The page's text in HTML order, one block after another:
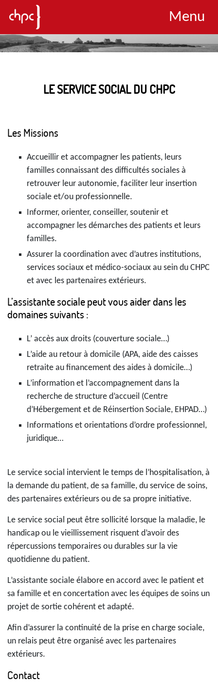
Menu
LE SERVICE SOCIAL DU CHPC
Les Missions
Accueillir et accompagner les patients, leurs
familles connaissant des difficultés sociales à
retrouver leur autonomie, faciliter leur insertion
sociale et/ou professionnelle.
Informer, orienter, conseiller, soutenir et
accompagner les démarches des patients et leurs
familles.
Assurer la coordination avec d’autres institutions,
services sociaux et médico-sociaux au sein du CHPC
et avec les partenaires extérieurs.
L’assistante sociale peut vous aider dans les
domaines suivants :
L’ accès aux droits (couverture sociale…)
L’aide au retour à domicile (APA, aide des caisses
retraite au financement des aides à domicile…)
L’information et l’accompagnement dans la
recherche de structure d’accueil (Centre
d’Hébergement et de Réinsertion Sociale, EHPAD…)
Informations et orientations d’ordre professionnel,
juridique…
Le service social intervient le temps de l’hospitalisation, à
la demande du patient, de sa famille, du service de soins,
des partenaires extérieurs ou de sa propre initiative.
Le service social peut être sollicité lorsque la maladie, le
handicap ou le vieillissement risquent d’avoir des
répercussions temporaires ou durables sur la vie
quotidienne du patient.
L’assistante sociale élabore en accord avec le patient et
sa famille et en concertation avec les équipes de soins un
projet de sortie cohérent et adapté.
Afin d’assurer la continuité de la prise en charge sociale,
un relais peut être organisé avec les partenaires
extérieurs.
Contact